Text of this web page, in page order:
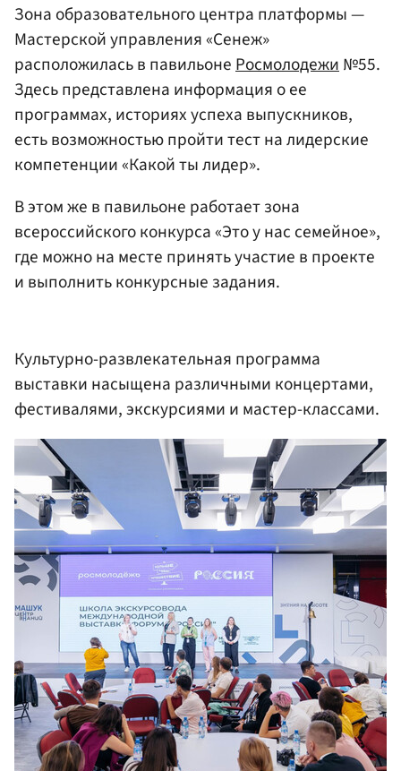
Зона образовательного центра платформы —
Мастерской управления «Сенеж»
расположилась в павильонеРосмолодежи№55.
Здесь представлена информация о ее
программах, историях успеха выпускников,
есть возможностью пройти тест на лидерские
компетенции «Какой ты лидер».
В этом же в павильоне работает зона
всероссийского конкурса «Это у нас семейное»,
где можно на месте принять участие в проекте
и выполнить конкурсные задания.
Культурно-развлекательная программа
выставки насыщена различными концертами,
фестивалями, экскурсиями и мастер-классами.